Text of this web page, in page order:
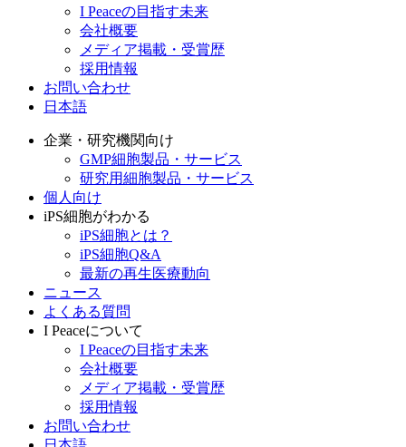
I Peaceの目指す未来
会社概要
メディア掲載・受賞歴
採用情報
お問い合わせ
日本語
企業・研究機関向け
GMP細胞製品・サービス
研究用細胞製品・サービス
個人向け
iPS細胞がわかる
iPS細胞とは？
iPS細胞Q&A
最新の再生医療動向
ニュース
よくある質問
I Peaceについて
I Peaceの目指す未来
会社概要
メディア掲載・受賞歴
採用情報
お問い合わせ